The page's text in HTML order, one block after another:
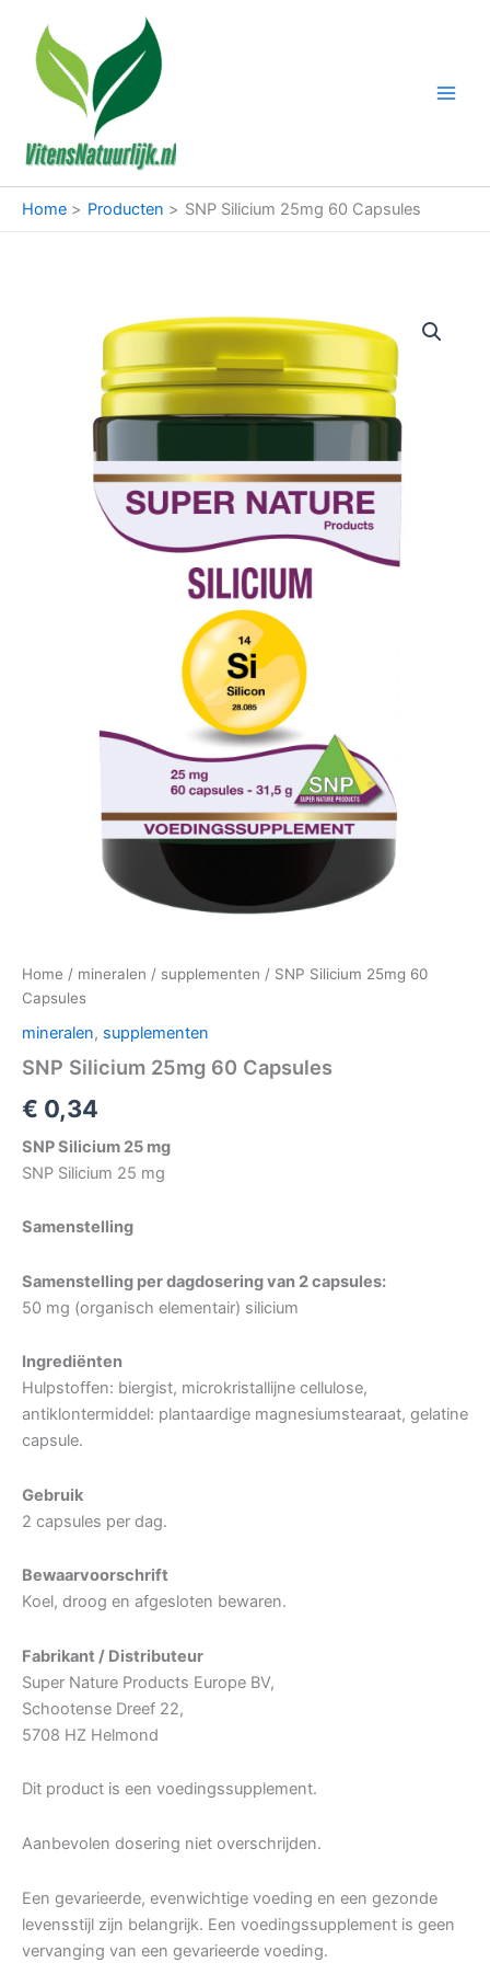
inhoud
Home Producten SNP Silicium 25mg 60 Capsules
Home / mineralen / supplementen / SNP Silicium 25mg 60
Capsules
mineralen, supplementen
SNP Silicium 25mg 60 Capsules
€ 0,34
SNP Silicium 25 mg
SNP Silicium 25 mg
Samenstelling
Samenstelling per dagdosering van 2 capsules:
50 mg (organisch elementair) silicium
Ingrediënten
Hulpstoffen: biergist, microkristallijne cellulose,
antiklontermiddel: plantaardige magnesiumstearaat, gelatine
capsule.
Gebruik
2 capsules per dag.
Bewaarvoorschrift
Koel, droog en afgesloten bewaren.
Fabrikant / Distributeur
Super Nature Products Europe BV,
Schootense Dreef 22,
5708 HZ Helmond
Dit product is een voedingssupplement.
Aanbevolen dosering niet overschrijden.
Een gevarieerde, evenwichtige voeding en een gezonde
levensstijl zijn belangrijk. Een voedingssupplement is geen
vervanging van een gevarieerde voeding.